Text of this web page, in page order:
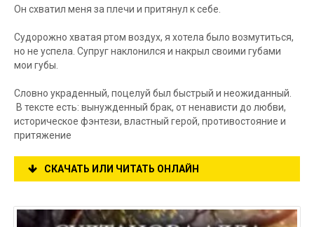
Он схватил меня за плечи и притянул к себе.
Судорожно хватая ртом воздух, я хотела было возмутиться,
но не успела. Супруг наклонился и накрыл своими губами
мои губы.
Словно украденный, поцелуй был быстрый и неожиданный.
В тексте есть: вынужденный брак, от ненависти до любви,
историческое фэнтези, властный герой, противостояние и
притяжение
СКАЧАТЬ ИЛИ ЧИТАТЬ ОНЛАЙН